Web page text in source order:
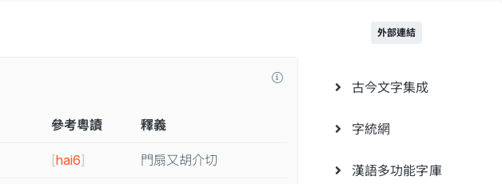
參考粵讀 釋義
[hai6] 門扇又胡介切
外部連結
古今文字集成
字統網
漢語多功能字庫